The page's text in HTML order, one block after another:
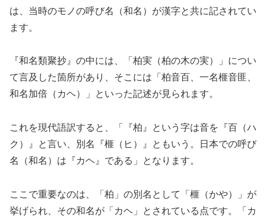
は、当時のモノの呼び名（和名）が漢字と共に記されてい
ます。
『和名類聚抄』の中には、「柏実（柏の木の実）」につい
て言及した箇所があり、そこには「柏音百、一名榧音匪、
和名加倍（カヘ）」といった記述が見られます。
これを現代語訳すると、「『柏』という字は音を『百（ハ
ク）』と言い、別名『榧（ヒ）』ともいう。日本での呼び
名（和名）は『カヘ』である」となります。
ここで重要なのは、「柏」の別名として「榧（かや）」が
挙げられ、その和名が「カヘ」とされている点です。「カ